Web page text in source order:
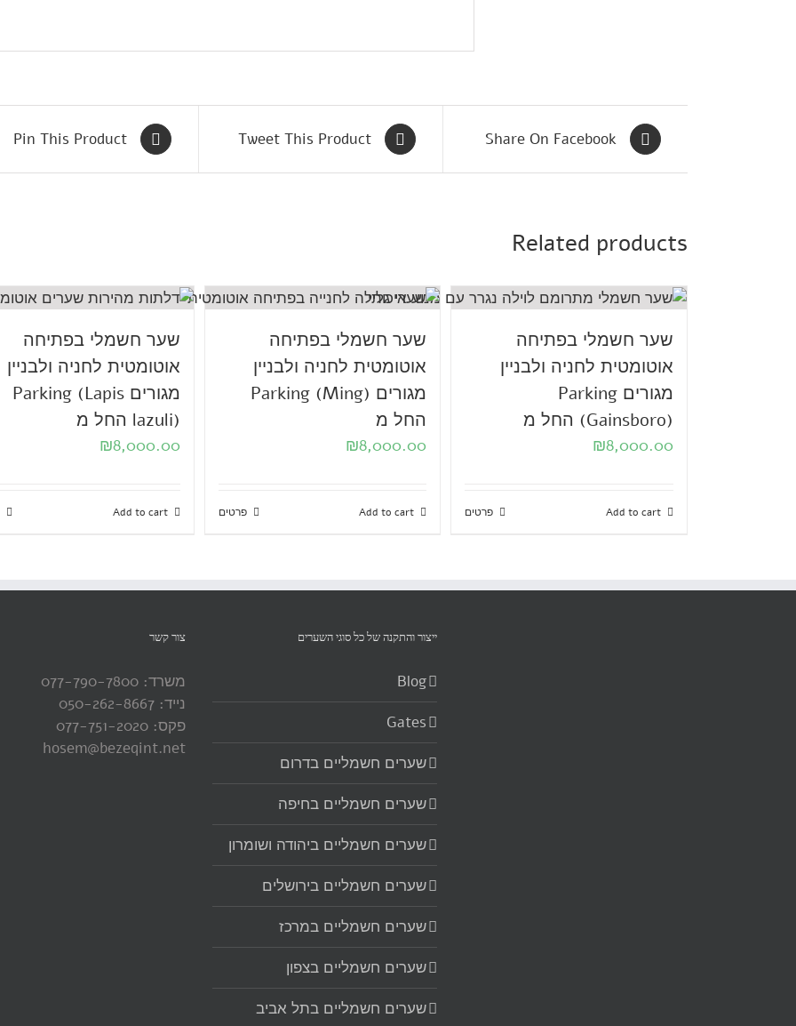
Share On Facebook
Tweet This Product
Pin This Product
Related products
שער חשמלי בפתיחה
אוטומטית לחניה ולבניין
מגורים Parking
(Gainsboro) החל מ
₪8,000.00
Add to cart פרטים
שער חשמלי בפתיחה
אוטומטית לחניה ולבניין
מגורים Parking (Ming)
החל מ
₪8,000.00
Add to cart פרטים
שער חשמלי בפתיחה
אוטומטית לחניה ולבניין
מגורים Parking (Lapis
lazuli) החל מ
₪8,000.00
Add to cart
ייצור והתקנה של כל סוגי השערים‏
Blog
Gates
שערים חשמליים בדרום
שערים חשמליים בחיפה
שערים חשמליים ביהודה ושומרון
שערים חשמליים בירושלים
שערים חשמליים במרכז
שערים חשמליים בצפון
שערים חשמליים בתל אביב
צור קשר
משרד: 077-790-7800
נייד: 050-262-8667
פקס: 077-751-2020
hosem@bezeqint.net